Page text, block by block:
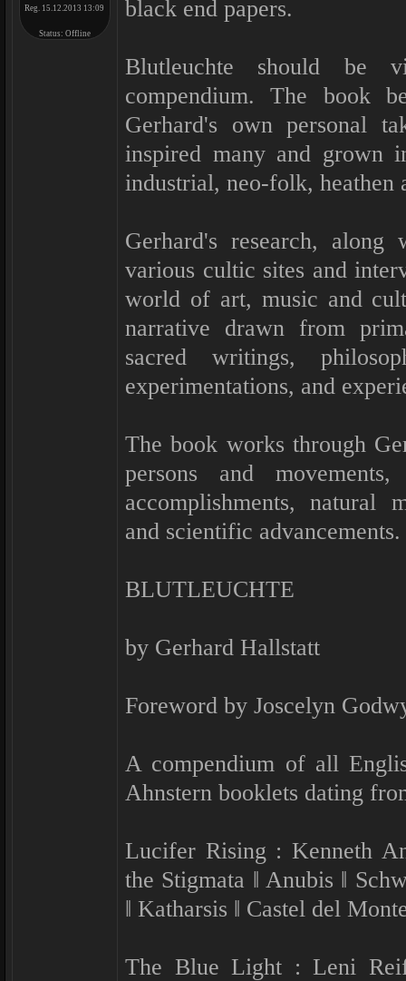
Reg. 15.12.2013 13:09
Status: Offline
black end papers.
Blutleuchte should be
compendium. The book
Gerhard's own personal
inspired many and grown
industrial, neo-folk, heathen
Gerhard's research,
various cultic sites and
world of art, music and
narrative drawn from
sacred writings,
experimentations, and
The book works through
persons and
accomplishments, natural
and scientific advancements.
BLUTLEUCHTE
by Gerhard Hallstatt
Foreword by Joscelyn
A compendium of all
Ahnstern booklets dating
Lucifer Rising : Kenneth
the Stigmata ‖ Anubis ‖
‖ Katharsis ‖ Castel del
The Blue Light : Leni